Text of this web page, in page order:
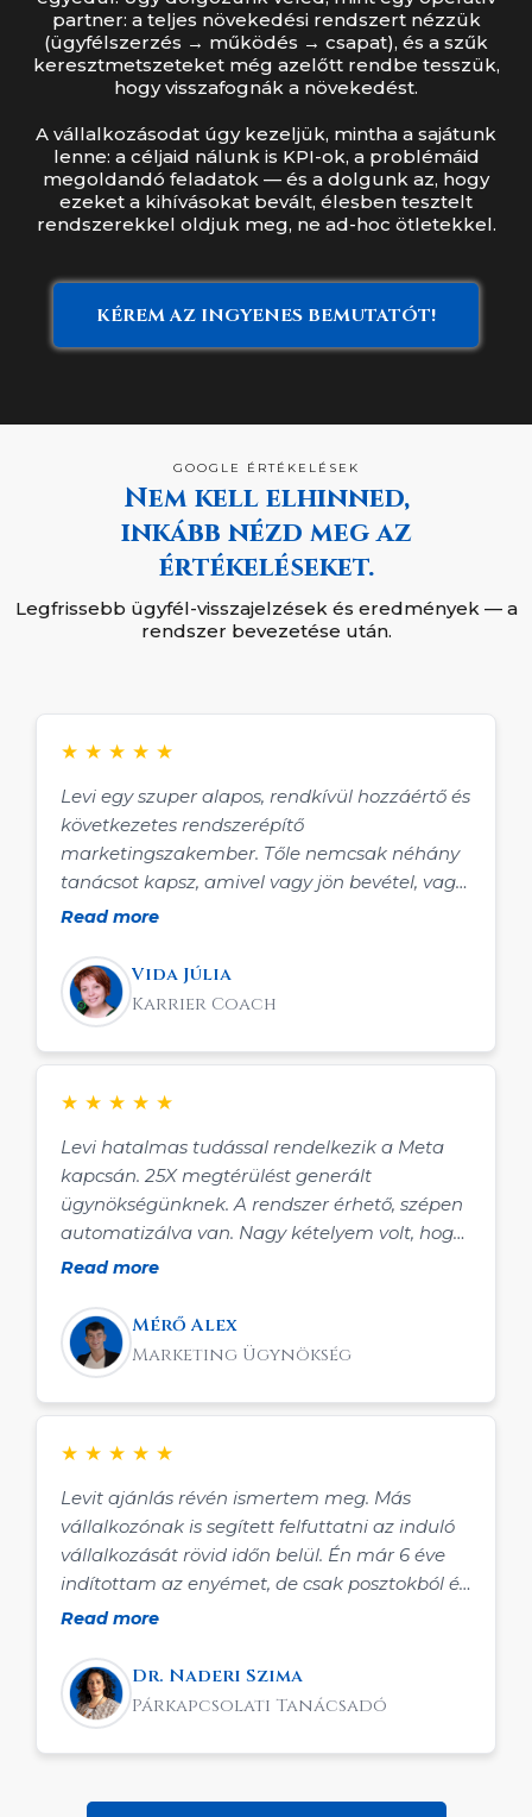
partner: a teljes növekedési rendszert nézzük
(ügyfélszerzés → működés → csapat), és a szűk
keresztmetszeteket még azelőtt rendbe tesszük,
hogy visszafognák a növekedést.
A vállalkozásodat úgy kezeljük, mintha a sajátunk
lenne: a céljaid nálunk is KPI-ok, a problémáid
megoldandó feladatok — és a dolgunk az, hogy
ezeket a kihívásokat bevált, élesben tesztelt
rendszerekkel oldjuk meg, ne ad-hoc ötletekkel.
KÉREM AZ INGYENES BEMUTATÓT!
GOOGLE ÉRTÉKELÉSEK
Nem kell elhinned,
inkább nézd meg az
értékeléseket.
Legfrissebb ügyfél-visszajelzések és eredmények — a
rendszer bevezetése után.
★ ★ ★ ★ ★
Levi egy szuper alapos, rendkívül hozzáértő és
következetes rendszerépítő
marketingszakember. Tőle nemcsak néhány
tanácsot kapsz, amivel vagy jön bevétel, vagy
nem, hanem olyan kiszámítható és hatékony
teljesen a szolgáltatásodra tudsz szabni és
megbízhatóan hozza az eredményeket.
Nekem korábban a marketing-értékesítési
eredményeim hullámzóak voltak: egyszer
rengeteg munkával és idegeskedéssel járt.
Levivel viszont mostmár mindig tudom, hogy
pontosan mit kell tennem, hogy működjön a
vállalkozásom és ráfordított idő, energia is jól
belefér az életembe. Szeretettel ajánlom!
Read more
Vida Júlia
Karrier Coach
★ ★ ★ ★ ★
Levi hatalmas tudással rendelkezik a Meta
kapcsán. 25X megtérülést generált
ügynökségünknek. A rendszer érhető, szépen
automatizálva van. Nagy kételyem volt, hogy
B2B-ben működik-e, de szerencsére Levinek
Read more
Mérő Alex
Marketing Ügynökség
★ ★ ★ ★ ★
Levit ajánlás révén ismertem meg. Más
vállalkozónak is segített felfuttatni az induló
vállalkozását rövid időn belül. Én már 6 éve
indítottam az enyémet, de csak posztokból és
ismeretségi körből jöttek a klienseim
eredményt. Régóta tervezgettem, hogy
ügyfélszerző rendszert indítok, de egyrészt
bonyolultnak tűntek és nem láttam át a
működésüket, másrészt anyagilag nem
ajánlás és a felajánlás, ami segített elindulni
Read more
Dr. Naderi Szima
Párkapcsolati Tanácsadó